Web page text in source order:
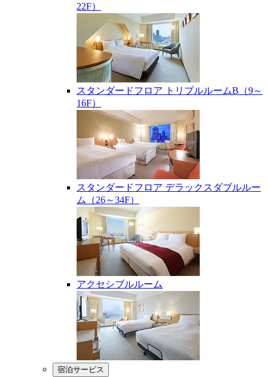
22F）
スタンダードフロア トリプルルームB（9～
16F）
スタンダードフロア デラックスダブルルー
ム（26～34F）
アクセシブルルーム
宿泊サービス